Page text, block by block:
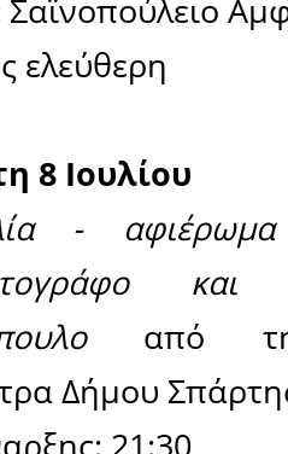
Λακωνίας.
Ώρα
Χώρος:
Είσοδος: